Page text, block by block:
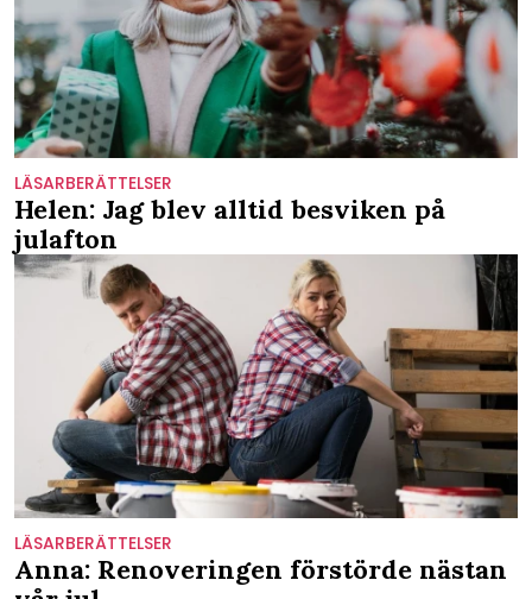
LÄSARBERÄTTELSER
Helen: Jag blev alltid besviken på
julafton
LÄSARBERÄTTELSER
Anna: Renoveringen förstörde nästan